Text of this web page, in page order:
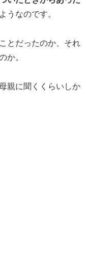
うなのです。
とだったのか、それ
か。
親に聞くくらいしか